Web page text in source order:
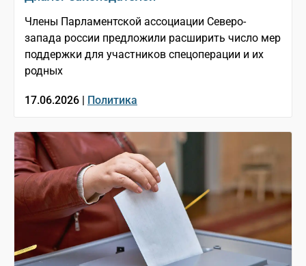
Члены Парламентской ассоциации Северо-
запада россии предложили расширить число мер
поддержки для участников спецоперации и их
родных
17.06.2026 | Политика